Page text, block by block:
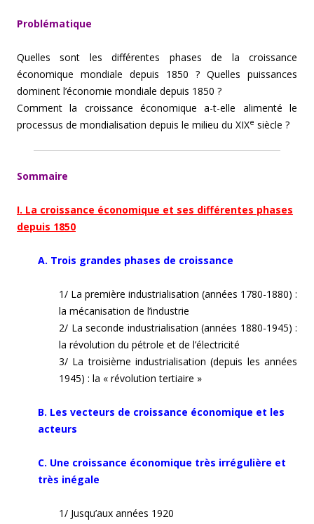
Problématique
Quelles sont les différentes phases de la croissance
économique mondiale depuis 1850 ? Quelles puissances
dominent l’économie mondiale depuis 1850 ?
Comment la croissance économique a-t-elle alimenté le
processus de mondialisation depuis le milieu du XIXe siècle ?
Sommaire
I. La croissance économique et ses différentes phases
depuis 1850
A. Trois grandes phases de croissance
1/ La première industrialisation (années 1780-1880) :
la mécanisation de l’industrie
2/ La seconde industrialisation (années 1880-1945) :
la révolution du pétrole et de l’électricité
3/ La troisième industrialisation (depuis les années
1945) : la « révolution tertiaire »
B. Les vecteurs de croissance économique et les
acteurs
C. Une croissance économique très irrégulière et
très inégale
1/ Jusqu’aux années 1920